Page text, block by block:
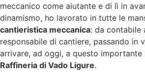
meccanico come aiutante e di lì in
dinamismo, ho lavorato in tutte le
cantieristica meccanica: da contabile
responsabile di cantiere, passando in
arrivare, ad oggi, a questo importante
Raffineria di Vado Ligure.